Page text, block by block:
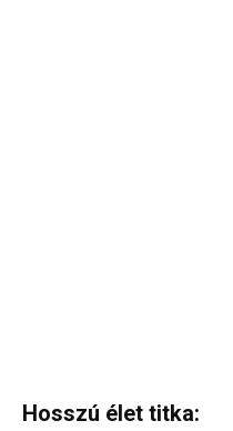
Hosszú élet titka: